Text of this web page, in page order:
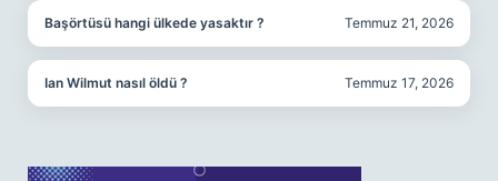
Başörtüsü hangi ülkede yasaktır ? Temmuz 21, 2026
Ian Wilmut nasıl öldü ? Temmuz 17, 2026